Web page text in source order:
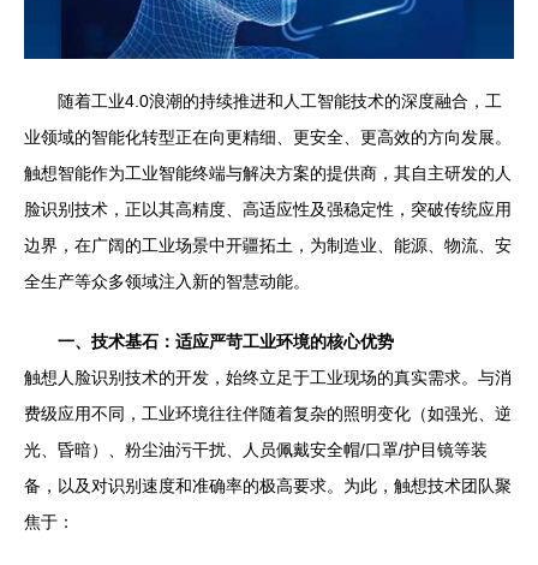
随着工业4.0浪潮的持续推进和人工智能技术的深度融合，工
业领域的智能化转型正在向更精细、更安全、更高效的方向发展。
触想智能作为工业智能终端与解决方案的提供商，其自主研发的人
脸识别技术，正以其高精度、高适应性及强稳定性，突破传统应用
边界，在广阔的工业场景中开疆拓土，为制造业、能源、物流、安
全生产等众多领域注入新的智慧动能。
一、技术基石：适应严苛工业环境的核心优势
触想人脸识别技术的开发，始终立足于工业现场的真实需求。与消
费级应用不同，工业环境往往伴随着复杂的照明变化（如强光、逆
光、昏暗）、粉尘油污干扰、人员佩戴安全帽/口罩/护目镜等装
备，以及对识别速度和准确率的极高要求。为此，触想技术团队聚
焦于：